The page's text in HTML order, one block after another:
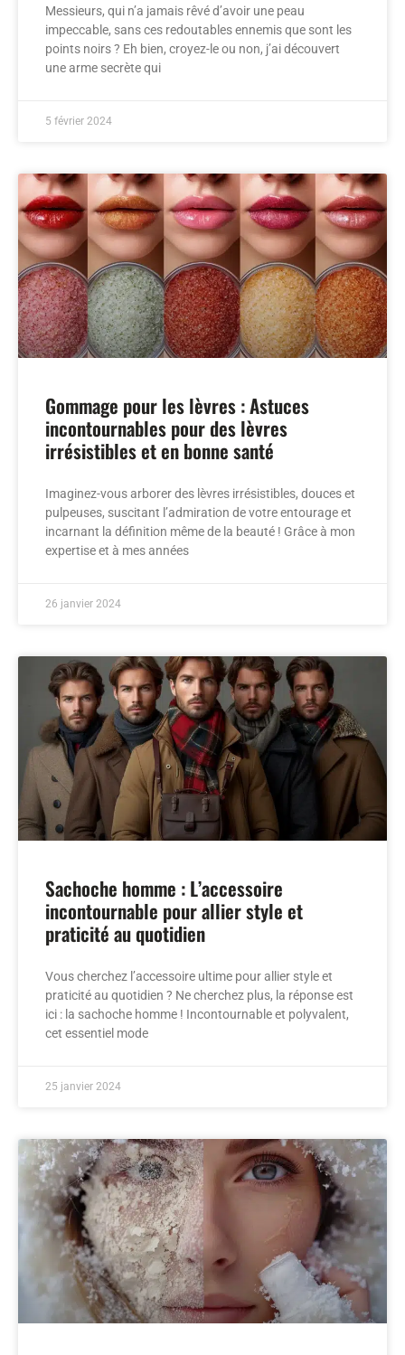
Messieurs, qui n’a jamais rêvé d’avoir une peau
impeccable, sans ces redoutables ennemis que sont les
points noirs ? Eh bien, croyez-le ou non, j’ai découvert
une arme secrète qui
5 février 2024
Gommage pour les lèvres : Astuces
incontournables pour des lèvres
irrésistibles et en bonne santé
Imaginez-vous arborer des lèvres irrésistibles, douces et
pulpeuses, suscitant l’admiration de votre entourage et
incarnant la définition même de la beauté ! Grâce à mon
expertise et à mes années
26 janvier 2024
Sachoche homme : L’accessoire
incontournable pour allier style et
praticité au quotidien
Vous cherchez l’accessoire ultime pour allier style et
praticité au quotidien ? Ne cherchez plus, la réponse est
ici : la sachoche homme ! Incontournable et polyvalent,
cet essentiel mode
25 janvier 2024